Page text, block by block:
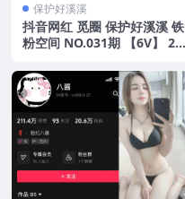
保护好溪溪
抖音网红 觅圈 保护好溪溪 铁
粉空间 NO.031期 【6V】 20